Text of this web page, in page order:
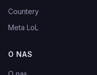
Countery
Meta LoL
O NAS